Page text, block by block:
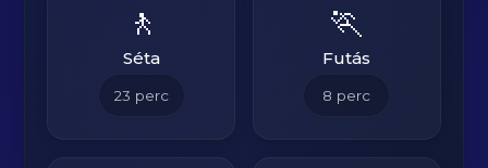
🚶
Séta
23 perc
🏃
Futás
8 perc